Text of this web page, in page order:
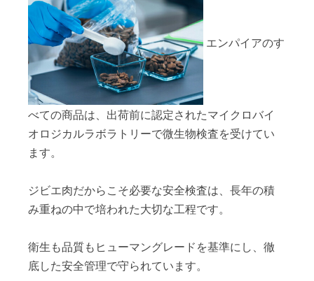
エンパイアのす
べての商品は、出荷前に認定されたマイクロバイ
オロジカルラボラトリーで微生物検査を受けてい
ます。
ジビエ肉だからこそ必要な安全検査は、長年の積
み重ねの中で培われた大切な工程です。
衛生も品質もヒューマングレードを基準にし、徹
底した安全管理で守られています。